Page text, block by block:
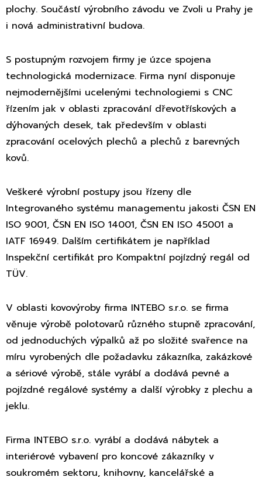
plochy. Součástí výrobního závodu ve Zvoli u Prahy je
i nová administrativní budova.
S postupným rozvojem firmy je úzce spojena
technologická modernizace. Firma nyní disponuje
nejmodernějšími ucelenými technologiemi s CNC
řízením jak v oblasti zpracování dřevotřískových a
dýhovaných desek, tak především v oblasti
zpracování ocelových plechů a plechů z barevných
kovů.
Veškeré výrobní postupy jsou řízeny dle
Integrovaného systému managementu jakosti ČSN EN
ISO 9001, ČSN EN ISO 14001, ČSN EN ISO 45001 a
IATF 16949. Dalším certifikátem je například
Inspekční certifikát pro Kompaktní pojízdný regál od
TÜV.
V oblasti kovovýroby firma INTEBO s.r.o. se firma
věnuje výrobě polotovarů různého stupně zpracování,
od jednoduchých výpalků až po složité svařence na
míru vyrobených dle požadavku zákazníka, zakázkové
a sériové výrobě, stále vyrábí a dodává pevné a
pojízdné regálové systémy a další výrobky z plechu a
jeklu.
Firma INTEBO s.r.o. vyrábí a dodává nábytek a
interiérové vybavení pro koncové zákazníky v
soukromém sektoru, knihovny, kancelářské a